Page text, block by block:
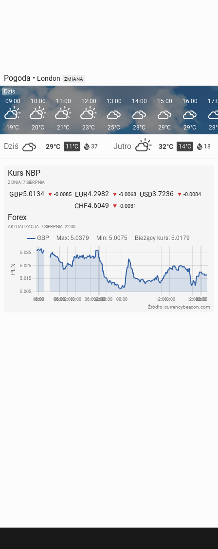
Pogoda • London ZMIANA
Dziś
09:00
19°C
Dziś 29°C 11°C 37 Jutro 32°C 14°C 18
10:00
20°C
11:00
21°C
12:00
23°C
13:00
25°C
14:00
28°C
15:00
29°C
16:00
29°C
Kurs NBP
Z DNIA: 7 SIERPNIA
GBP5.0134 -0.0085 EUR4.2982 -0.0068 USD3.7236 -0.0084
CHF4.6049 -0.0031
Forex
AKTUALIZACJA: 7 SIERPNIA, 22:00
Źródło: currencybeacon.com